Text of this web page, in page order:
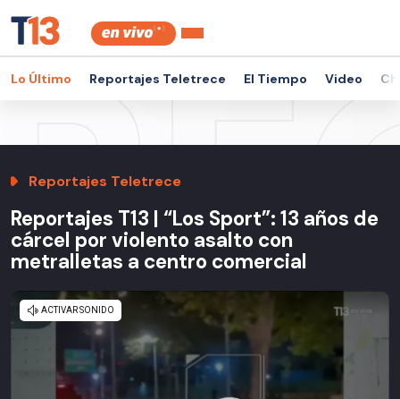
Lo Último Reportajes Teletrece El Tiempo Video
Reportajes Teletrece
Reportajes T13 | “Los Sport”: 13 años de
cárcel por violento asalto con
metralletas a centro comercial